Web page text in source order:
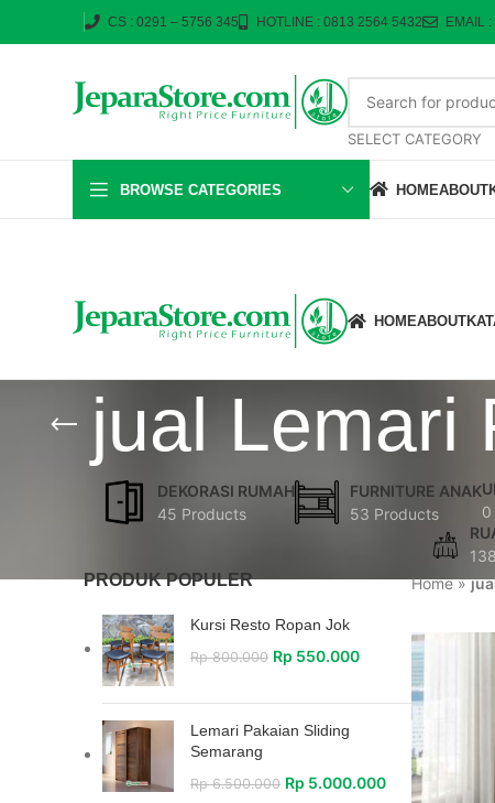
CS : 0291 – 5756 345 HOTLINE : 0813 2564 5432 EMAIL :
SELECT CATEGORY
BROWSE CATEGORIES HOMEABOUT
HOMEABOUT
jual Lemari
DEKORASI RUMAH
45 Products
FURNITURE ANAK
53 Products
0
PRODUK POPULER
Kursi Resto Ropan Jok
Rp800.000 Rp 550.000
Lemari Pakaian Sliding
Semarang
Rp6.500.000 Rp 5.000.000
Home»